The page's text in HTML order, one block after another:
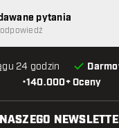
•140.000+ Oceny
24 godzin
pytania